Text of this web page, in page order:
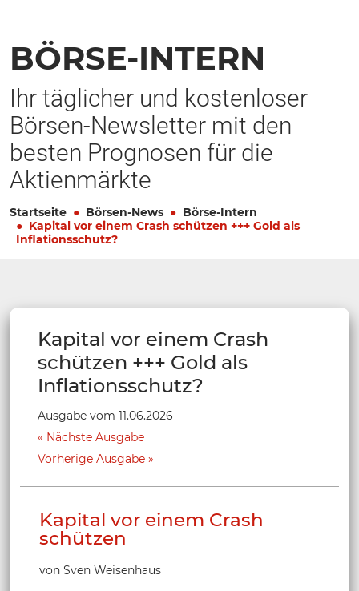
BÖRSE-INTERN
Ihr täglicher und kostenloser
Börsen-Newsletter mit den
besten Prognosen für die
Aktienmärkte
Startseite Börsen-News
Börse-Intern
Kapital vor einem Crash schützen +++ Gold als
Inflationsschutz?
Kapital vor einem Crash
schützen +++ Gold als
Inflationsschutz?
Ausgabe vom 11.06.2026
Nächste Ausgabe
Vorherige Ausgabe
Kapital vor einem Crash
schützen
von Sven Weisenhaus